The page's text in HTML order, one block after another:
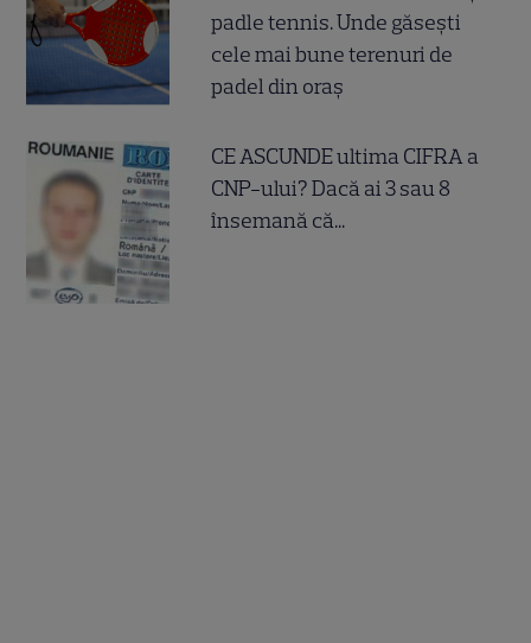
padle tennis. Unde găsești
cele mai bune terenuri de
padel din oraș
CE ASCUNDE ultima CIFRA a
CNP-ului? Dacă ai 3 sau 8
însemană că...